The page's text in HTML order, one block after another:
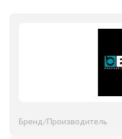
Бренд/Производитель